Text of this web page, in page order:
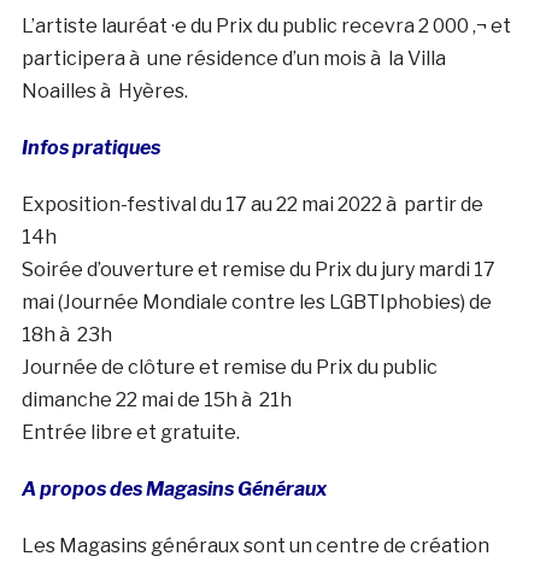
L’artiste lauréat ·e du Prix du public recevra 2 000 ‚¬ et
participera à une résidence d’un mois à la Villa
Noailles à Hyères.
Infos pratiques
Exposition-festival du 17 au 22 mai 2022 à partir de
14h
Soirée d’ouverture et remise du Prix du jury mardi 17
mai (Journée Mondiale contre les LGBTIphobies) de
18h à 23h
Journée de clôture et remise du Prix du public
dimanche 22 mai de 15h à 21h
Entrée libre et gratuite.
A propos des Magasins Généraux
Les Magasins généraux sont un centre de création